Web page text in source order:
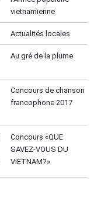
vietnamienne
Actualités locales
Au gré de la plume
Concours de chanson
francophone 2017
Concours «QUE
SAVEZ-VOUS DU
VIETNAM?»